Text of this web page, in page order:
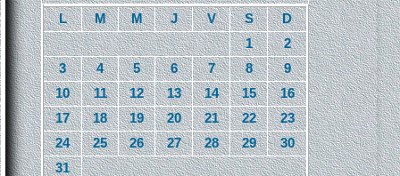
L
M M J V S D
1
2
3
4 5 6 7 8
9
10
11 12 13 14 15
16
17
18 19 20 21 22
23
24
25 26 27 28 29
30
31